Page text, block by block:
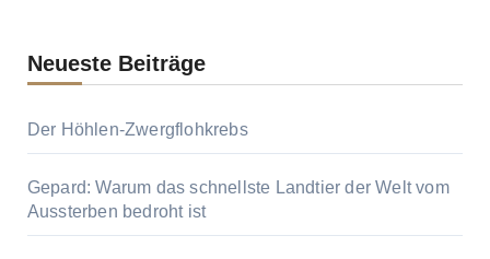
Neueste Beiträge
Der Höhlen-Zwergflohkrebs
Gepard: Warum das schnellste Landtier der Welt vom
Aussterben bedroht ist